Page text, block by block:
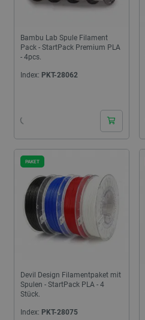
Bambu Lab Spule Filament
Pack - StartPack Premium PLA
- 4pcs.
Index: PKT-28062
Devil Design Filamentpaket mit
Spulen - StartPack PLA - 4
Stück.
Index: PKT-28075
PAKET